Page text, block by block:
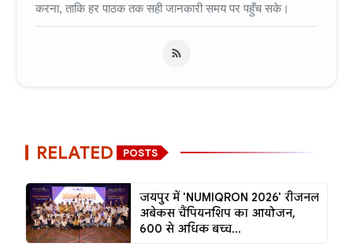
करना, ताकि हर पाठक तक सही जानकारी समय पर पहुँच सके।
RELATED POSTS
जयपुर में 'NUMIQRON 2026' रीजनल
अबेकस चैंपियनशिप का आयोजन,
600 से अधिक बच्च...